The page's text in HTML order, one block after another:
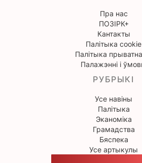
Пра нас
ПОЗІРК+
Кантакты
Палітыка cookie
Палітыка
Палажэнні і
РУБРЫКІ
Усе навіны
Палітыка
Эканоміка
Грамадства
Бяспека
Усе артыкулы